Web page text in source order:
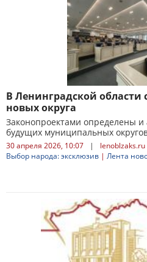
В Ленинградской
новых округа
Законопроектами определены
будущих муниципальных
30 апреля 2026, 10:07 |
lenoblzaks.ru
Выбор народа: эксклюзив | Лента